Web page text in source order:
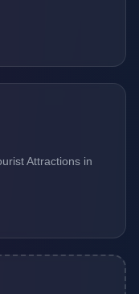
Attractions in